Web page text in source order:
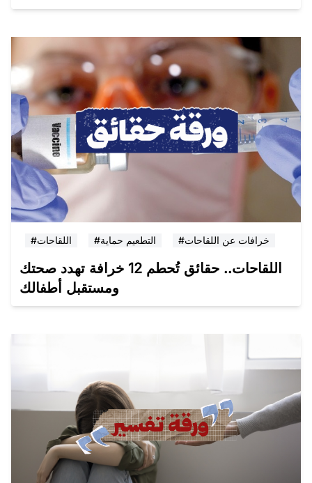
#اللقاحات #التطعيم حماية #خرافات عن اللقاحات
اللقاحات.. حقائق تُحطم 12 خرافة تهدد صحتك
ومستقبل أطفالك